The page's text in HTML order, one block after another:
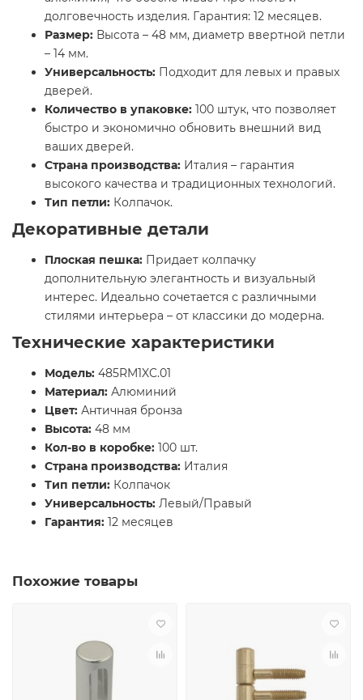
долговечность изделия. Гарантия: 12 месяцев.
Размер: Высота – 48 мм, диаметр ввертной петли
– 14 мм.
Универсальность: Подходит для левых и правых
дверей.
Количество в упаковке: 100 штук, что позволяет
быстро и экономично обновить внешний вид
ваших дверей.
Страна производства: Италия – гарантия
высокого качества и традиционных технологий.
Тип петли: Колпачок.
Декоративные детали
Плоская пешка: Придает колпачку
дополнительную элегантность и визуальный
интерес. Идеально сочетается с различными
стилями интерьера – от классики до модерна.
Технические характеристики
Модель: 485RM1XC.01
Материал: Алюминий
Цвет: Античная бронза
Высота: 48 мм
Кол-во в коробке: 100 шт.
Страна производства: Италия
Тип петли: Колпачок
Универсальность: Левый/Правый
Гарантия: 12 месяцев
Похожие товары